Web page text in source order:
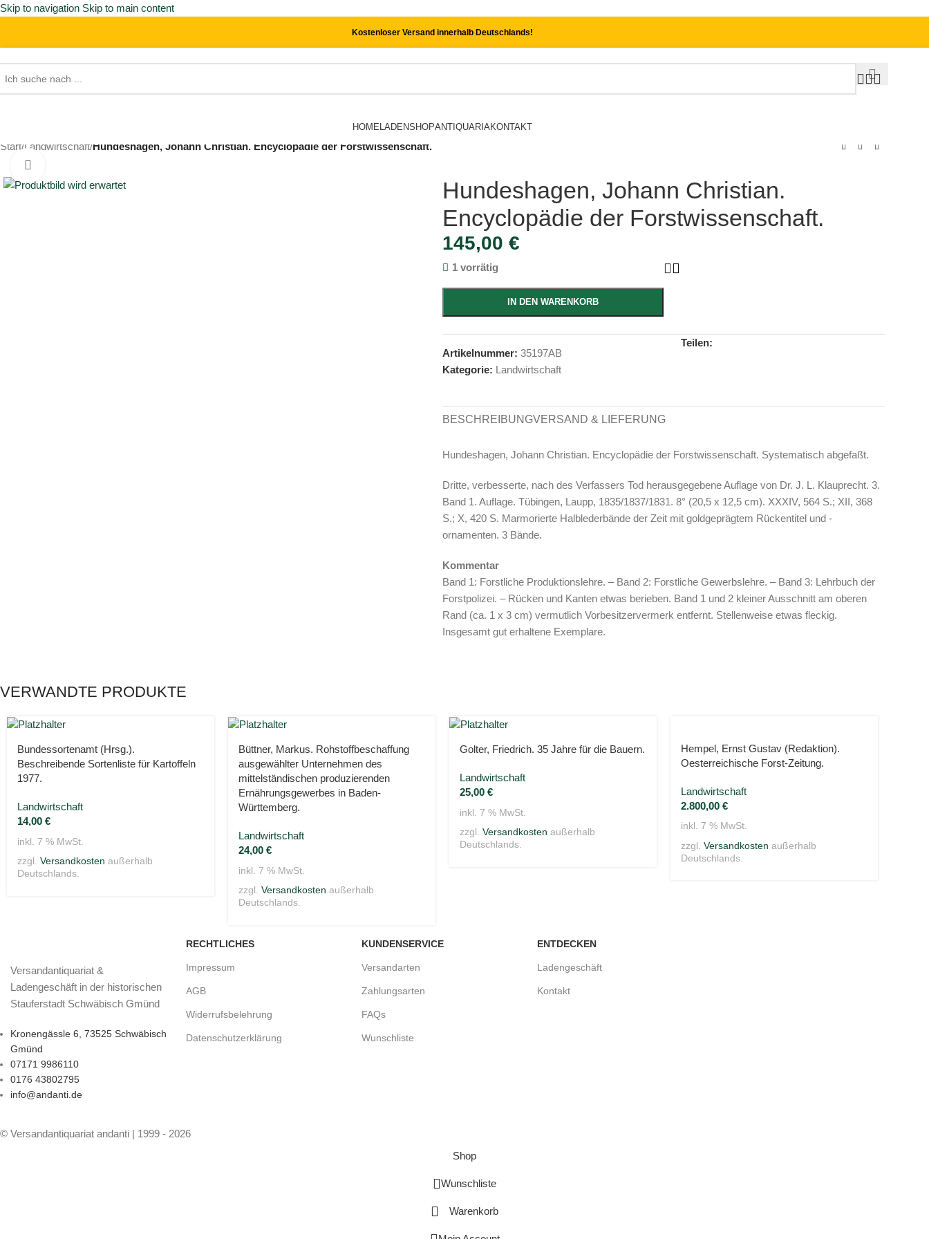
Skip to navigation Skip to main content
Kostenloser Versand innerhalb Deutschlands!
HOME LADENSHOPANTIQUARIAKONTAKT
Start/Landwirtschaft/Hundeshagen, Johann Christian. Encyclopädie der Forstwissenschaft.
Hundeshagen, Johann Christian.
Encyclopädie der Forstwissenschaft.
145,00 €
1 vorrätig
IN DEN WARENKORB
Artikelnummer: 35197AB
Kategorie: Landwirtschaft
Teilen:
BESCHREIBUNGVERSAND & LIEFERUNG
Hundeshagen, Johann Christian. Encyclopädie der Forstwissenschaft. Systematisch abgefaßt.
Dritte, verbesserte, nach des Verfassers Tod herausgegebene Auflage von Dr. J. L. Klauprecht. 3.
Band 1. Auflage. Tübingen, Laupp, 1835/1837/1831. 8° (20,5 x 12,5 cm). XXXIV, 564 S.; XII, 368
S.; X, 420 S. Marmorierte Halblederbände der Zeit mit goldgeprägtem Rückentitel und -
ornamenten. 3 Bände.
Kommentar
Band 1: Forstliche Produktionslehre. – Band 2: Forstliche Gewerbslehre. – Band 3: Lehrbuch der
Forstpolizei. – Rücken und Kanten etwas berieben. Band 1 und 2 kleiner Ausschnitt am oberen
Rand (ca. 1 x 3 cm) vermutlich Vorbesitzervermerk entfernt. Stellenweise etwas fleckig.
Insgesamt gut erhaltene Exemplare.
VERWANDTE PRODUKTE
Bundessortenamt (Hrsg.).
Beschreibende Sortenliste für Kartoffeln
1977.
Landwirtschaft
14,00 €
inkl. 7 % MwSt.
zzgl. Versandkosten außerhalb
Deutschlands.
Büttner, Markus. Rohstoffbeschaffung
ausgewählter Unternehmen des
mittelständischen produzierenden
Ernährungsgewerbes in Baden-
Württemberg.
Landwirtschaft
24,00 €
inkl. 7 % MwSt.
zzgl. Versandkosten außerhalb
Deutschlands.
Golter, Friedrich. 35 Jahre für die Bauern.
Landwirtschaft
25,00 €
inkl. 7 % MwSt.
zzgl. Versandkosten außerhalb
Deutschlands.
Hempel, Ernst Gustav (Redaktion).
Oesterreichische Forst-Zeitung.
Landwirtschaft
2.800,00 €
inkl. 7 % MwSt.
zzgl. Versandkosten außerhalb
Deutschlands.
Versandantiquariat &
Ladengeschäft in der historischen
Stauferstadt Schwäbisch Gmünd
Kronengässle 6, 73525 Schwäbisch
Gmünd
07171 9986110
0176 43802795
info@andanti.de
RECHTLICHES
Impressum
AGB
Widerrufsbelehrung
Datenschutzerklärung
KUNDENSERVICE
Versandarten
Zahlungsarten
FAQs
Wunschliste
ENTDECKEN
Ladengeschäft
Kontakt
© Versandantiquariat andanti | 1999 - 2026
Shop
Wunschliste
Warenkorb